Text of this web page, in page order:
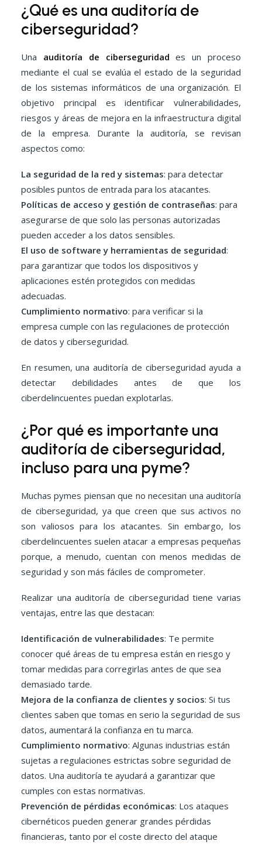
¿Qué es una auditoría de
ciberseguridad?
Una auditoría de ciberseguridad es un proceso
mediante el cual se evalúa el estado de la seguridad
de los sistemas informáticos de una organización. El
objetivo principal es identificar vulnerabilidades,
riesgos y áreas de mejora en la infraestructura digital
de la empresa. Durante la auditoría, se revisan
aspectos como:
La seguridad de la red y sistemas: para detectar
posibles puntos de entrada para los atacantes.
Políticas de acceso y gestión de contraseñas: para
asegurarse de que solo las personas autorizadas
pueden acceder a los datos sensibles.
El uso de software y herramientas de seguridad:
para garantizar que todos los dispositivos y
aplicaciones estén protegidos con medidas
adecuadas.
Cumplimiento normativo: para verificar si la
empresa cumple con las regulaciones de protección
de datos y ciberseguridad.
En resumen, una auditoría de ciberseguridad ayuda a
detectar debilidades antes de que los
ciberdelincuentes puedan explotarlas.
¿Por qué es importante una
auditoría de ciberseguridad,
incluso para una pyme?
Muchas pymes piensan que no necesitan una auditoría
de ciberseguridad, ya que creen que sus activos no
son valiosos para los atacantes. Sin embargo, los
ciberdelincuentes suelen atacar a empresas pequeñas
porque, a menudo, cuentan con menos medidas de
seguridad y son más fáciles de comprometer.
Realizar una auditoría de ciberseguridad tiene varias
ventajas, entre las que destacan:
Identificación de vulnerabilidades: Te permite
conocer qué áreas de tu empresa están en riesgo y
tomar medidas para corregirlas antes de que sea
demasiado tarde.
Mejora de la confianza de clientes y socios: Si tus
clientes saben que tomas en serio la seguridad de sus
datos, aumentará la confianza en tu marca.
Cumplimiento normativo: Algunas industrias están
sujetas a regulaciones estrictas sobre seguridad de
datos. Una auditoría te ayudará a garantizar que
cumples con estas normativas.
Prevención de pérdidas económicas: Los ataques
cibernéticos pueden generar grandes pérdidas
financieras, tanto por el coste directo del ataque